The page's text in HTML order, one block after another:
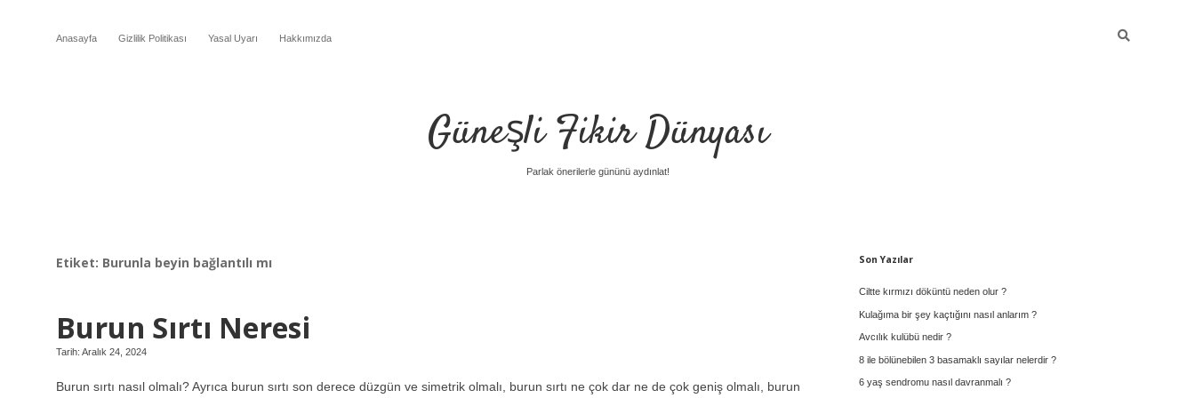
Anasayfa Gizlilik Politikası Yasal Uyarı Hakkımızda
Güneşli Fikir Dünyası
Parlak önerilerle gününü aydınlat!
Etiket: Burunla beyin bağlantılı mı
Burun Sırtı Neresi
Tarih: Aralık 24, 2024
Burun sırtı nasıl olmalı? Ayrıca burun sırtı son derece düzgün ve simetrik olmalı, burun sırtı ne çok dar ne de çok geniş olmalı, burun
Sidebar
Son Yazılar
Ciltte kırmızı döküntü neden olur ?
Kulağıma bir şey kaçtığını nasıl anlarım ?
Avcılık kulübü nedir ?
8 ile bölünebilen 3 basamaklı sayılar nelerdir ?
6 yaş sendromu nasıl davranmalı ?